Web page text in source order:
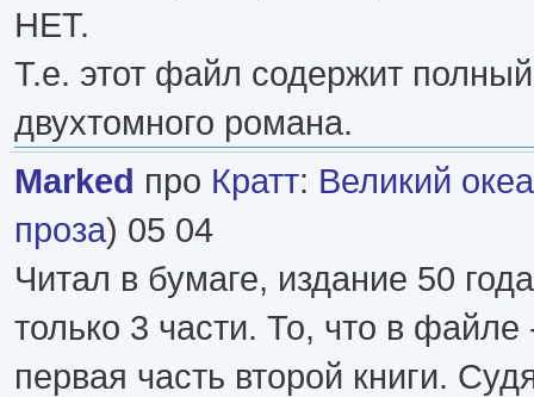
НЕТ.
Т.е. этот файл содержит полный
двухтомного романа.
Marked про Кратт: Великий
проза) 05 04
Читал в бумаге, издание 50
только 3 части. То, что в файле
первая часть второй книги.